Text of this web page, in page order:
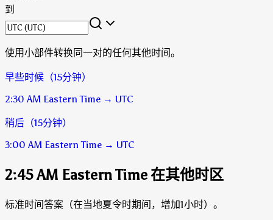
到
使用小部件转换同一对的任何其他时间。
早些时候（15分钟）
2:30 AM Eastern Time → UTC
稍后（15分钟）
3:00 AM Eastern Time → UTC
2:45 AM Eastern Time 在其他时区
标准时间答案（在当地夏令时期间，增加1小时）。